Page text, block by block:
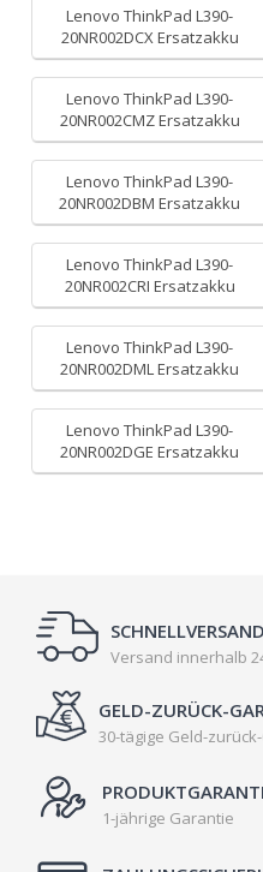
Lenovo ThinkPad L390-
20NR002DCX Ersatzakku
Lenovo ThinkPad L390-
20NR002CMZ Ersatzakku
Lenovo ThinkPad L390-
20NR002DBM Ersatzakku
Lenovo ThinkPad L390-
20NR002CRI Ersatzakku
Lenovo ThinkPad L390-
20NR002DML Ersatzakku
Lenovo ThinkPad L390-
20NR002DGE Ersatzakku
SCHNELLVERSAND
Versand innerhalb
GELD-ZURÜCK-
30-tägige Geld-
1-jährige Garantie